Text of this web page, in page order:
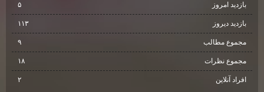
بازدید امروز ۵
بازدید دیروز ۱۱۳
مجموع مطالب ۹
مجموع نظرات ۱۸
افراد آنلاین ۲